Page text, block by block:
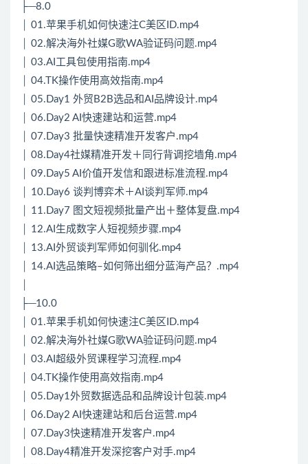
├─8.0
│ 01.苹果手机如何快速注C美区ID.mp4
│ 02.解决海外社媒G歌WA验证码问题.mp4
│ 03.AI工具包使用指南.mp4
│ 04.TK操作使用高效指南.mp4
│ 05.Day1 外贸B2B选品和AI品牌设计.mp4
│ 06.Day2 AI快速建站和运营.mp4
│ 07.Day3 批量快速精准开发客户.mp4
│ 08.Day4社媒精准开发＋同行背调挖墙角.mp4
│ 09.Day5 AI价值开发信和跟进标准流程.mp4
│ 10.Day6 谈判博弈术＋AI谈判军师.mp4
│ 11.Day7 图文短视频批量产出＋整体复盘.mp4
│ 12.AI生成数字人短视频步骤.mp4
│ 13.AI外贸谈判军师如何驯化.mp4
│ 14.AI选品策略–如何筛出细分蓝海产品？.mp4
├─10.0
│ 01.苹果手机如何快速注C美区ID.mp4
│ 02.解决海外社媒G歌WA验证码问题.mp4
│ 03.AI超级外贸课程学习流程.mp4
│ 04.TK操作使用高效指南.mp4
│ 05.Day1外贸数据选品和品牌设计包装.mp4
│ 06.Day2 AI快速建站和后台运营.mp4
│ 07.Day3快速精准开发客户.mp4
│ 08.Day4精准开发深挖客户对手.mp4